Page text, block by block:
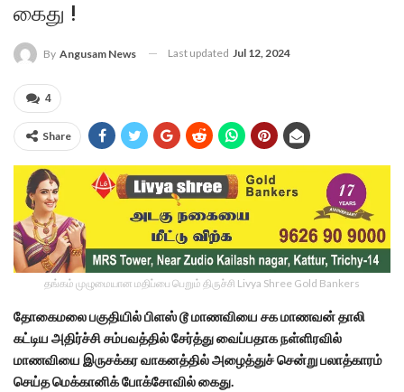
கைது !
By Angusam News Last updated Jul 12, 2024
4
Share
தங்கம் முழுமையான மதிப்பை பெறும் திருச்சி Livya Shree Gold Bankers
தோகைமலை பகுதியில் பிளஸ் டூ மாணவியை சக மாணவன் தாலி
கட்டிய அதிர்ச்சி சம்பவத்தில் சேர்த்து வைப்பதாக நள்ளிரவில்
மாணவியை இருசக்கர வாகனத்தில் அழைத்துச் சென்று பலாத்காரம்
செய்த மெக்கானிக் போக்சோவில் கைது.